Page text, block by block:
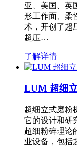
亚、美国、英
形工作面、柔
术，开创了超
超压…
了解详情
LUM 超细
超细立式磨粉
它的设计和研
超细粉碎理论
业设备，包括